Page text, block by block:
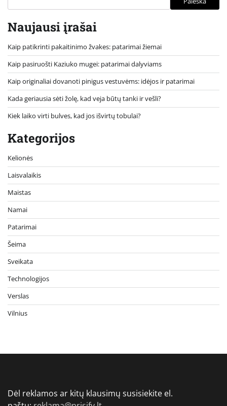
Naujausi įrašai
Kaip patikrinti pakaitinimo žvakes: patarimai žiemai
Kaip pasiruošti Kaziuko mugei: patarimai dalyviams
Kaip originaliai dovanoti pinigus vestuvėms: idėjos ir patarimai
Kada geriausia sėti žolę, kad veja būtų tanki ir vešli?
Kiek laiko virti bulves, kad jos išvirtų tobulai?
Kategorijos
Kelionės
Laisvalaikis
Maistas
Namai
Patarimai
Šeima
Sveikata
Technologijos
Verslas
Vilnius
Dėl reklamos ar kitų klausimų susisiekite el.